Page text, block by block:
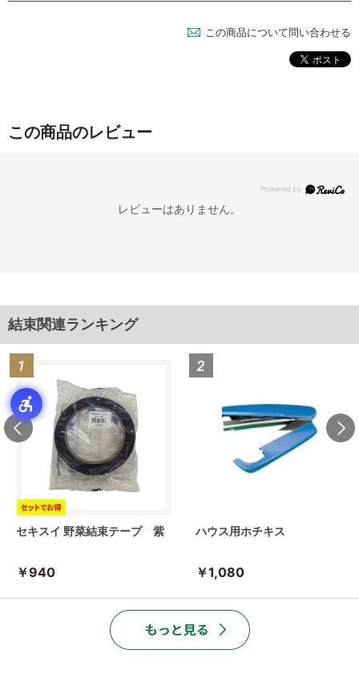
この商品について問い合わせる
この商品のレビュー
レビューはありません。
結束関連ランキング
セキスイ 野菜結束テープ 紫
￥940
ハウス用ホチキス
￥1,080